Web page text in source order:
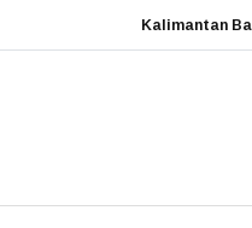
Kalimantan